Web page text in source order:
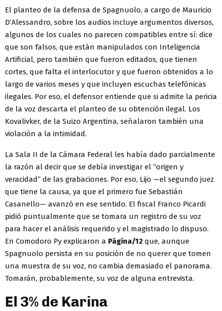
El planteo de la defensa de Spagnuolo, a cargo de Mauricio
D’Alessandro, sobre los audios incluye argumentos diversos,
algunos de los cuales no parecen compatibles entre sí: dice
que son falsos, que están manipulados con Inteligencia
Artificial, pero también que fueron editados, que tienen
cortes, que falta el interlocutor y que fueron obtenidos a lo
largo de varios meses y que incluyen escuchas telefónicas
ilegales. Por eso, el defensor entiende que si admite la pericia
de la voz descarta el planteo de su obtención ilegal. Los
Kovalivker, de la Suizo Argentina, señalaron también una
violación a la intimidad.
La Sala II de la Cámara Federal les había dado parcialmente
la razón al decir que se debía investigar el “origen y
veracidad” de las grabaciones. Por eso, Lijo —el segundo juez
que tiene la causa, ya que el primero fue Sebastián
Casanello— avanzó en ese sentido. El fiscal Franco Picardi
pidió puntualmente que se tomara un registro de su voz
para hacer el análisis requerido y el magistrado lo dispuso.
En Comodoro Py explicaron a Página/12 que, aunque
Spagnuolo persista en su posición de no querer que tomen
una muestra de su voz, no cambia demasiado el panorama.
Tomarán, probablemente, su voz de alguna entrevista.
El 3% de Karina